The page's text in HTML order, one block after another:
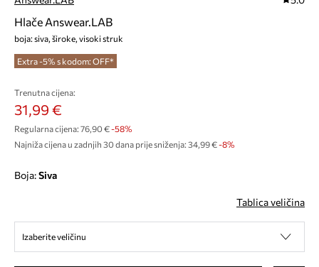
Hlače Answear.LAB
boja: siva, široke, visoki struk
Extra -5% s kodom: OFF*
Trenutna cijena:
31,99 €
Regularna cijena: 76,90 €-58%
Najniža cijena u zadnjih 30 dana prije sniženja: 34,99 € -8%
Boja: siva
Tablica veličina
Izaberite veličinu